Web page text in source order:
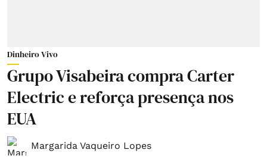
Dinheiro Vivo
Grupo Visabeira compra Carter
Electric e reforça presença nos
EUA
Margarida Vaqueiro Lopes